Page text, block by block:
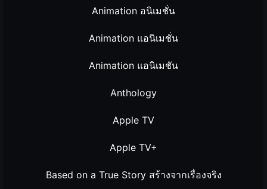
Animation อนิเมชั่น
Animation แอนิเมชั่น
Animation แอนิเมชัน
Anthology
Apple TV
Apple TV+
Based on a True Story สร้างจากเรื่องจริง